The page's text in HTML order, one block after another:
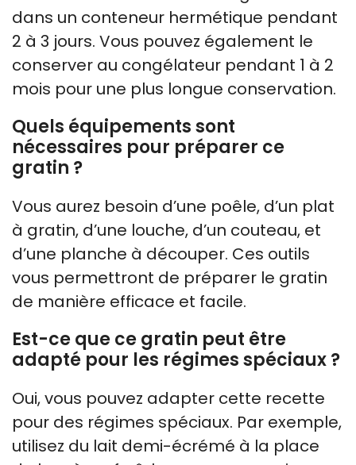
dans un conteneur hermétique pendant
2 à 3 jours. Vous pouvez également le
conserver au congélateur pendant 1 à 2
mois pour une plus longue conservation.
Quels équipements sont
nécessaires pour préparer ce
gratin ?
Vous aurez besoin d’une poêle, d’un plat
à gratin, d’une louche, d’un couteau, et
d’une planche à découper. Ces outils
vous permettront de préparer le gratin
de manière efficace et facile.
Est-ce que ce gratin peut être
adapté pour les régimes spéciaux ?
Oui, vous pouvez adapter cette recette
pour des régimes spéciaux. Par exemple,
utilisez du lait demi-écrémé à la place